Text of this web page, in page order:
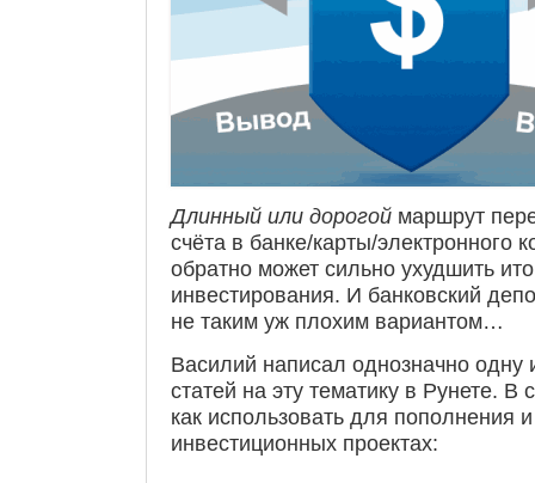
Длинный или дорогой маршрут
счёта в банке/карты/электронного
обратно может сильно ухудшить
инвестирования. И банковский
не таким уж плохим вариантом…
Василий написал однозначно
статей на эту тематику в Рунете. В
как использовать для пополнения
инвестиционных проектах: